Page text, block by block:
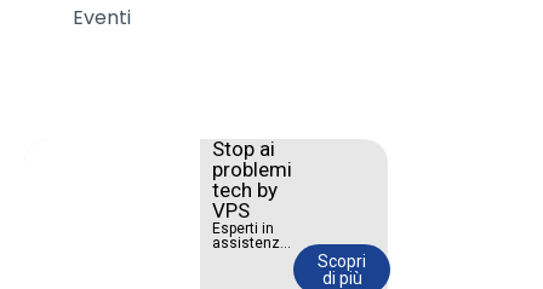
Eventi
Stop ai
problemi
tech by
VPS
Esperti in
assistenza
Scopri
di più